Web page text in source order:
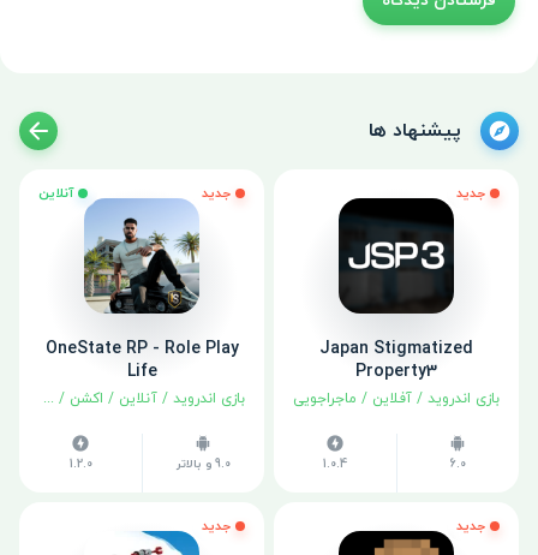
پیشنهاد ها
جدید
Japan Stigmatized
Property3
بازی اندروید / آفلاین / ماجراجویی
6.0
1.0.4
جدید آنلاین
OneState RP - Role Play
Life
بازی اندروید / آنلاین / اکشن /
9.0 و بالاتر 1.2.0
جدید جدید